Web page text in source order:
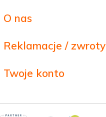
O nas
Reklamacje / zwroty
Twoje konto